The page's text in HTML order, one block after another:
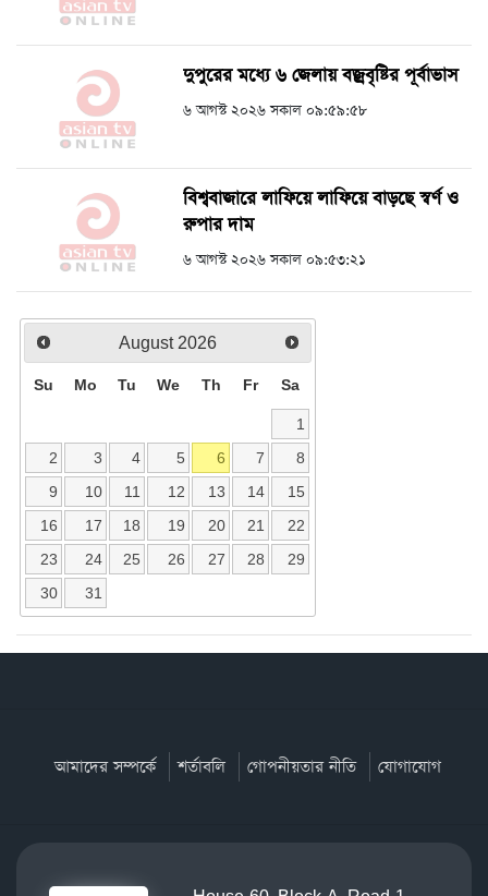
দুপুরের মধ্যে ৬ জেলায় বজ্রবৃষ্টির পূর্বাভাস
৬ আগস্ট ২০২৬ সকাল ০৯:৫৯:৫৮
বিশ্ববাজারে লাফিয়ে লাফিয়ে বাড়ছে স্বর্ণ ও
রুপার দাম
৬ আগস্ট ২০২৬ সকাল ০৯:৫৩:২১
August 2026
Su Mo Tu We Th Fr Sa
1
2
3 4 5 6 7
8
9
10 11 12 13 14
15
16
17 18 19 20 21
22
23
24 25 26 27 28
29
30
31
আমাদের সম্পর্কে শর্তাবলি গোপনীয়তার নীতি যোগাযোগ